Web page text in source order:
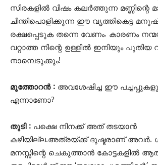
സിരകളിൽ വിഷം കലർത്തുന്ന മണ്ണിന്റെ
ചീന്തിപൊളിക്കുന്ന ഈ വൃത്തികെട്ട
രക്ഷപ്പെടുക തന്നെ വേണം. കാരണം
വറ്റാത്ത നിന്റെ ഉള്ളിൽ ഇനിയും
നാമ്പെടുക്കും!
മൂത്തോറൻ : അവശേഷിച്ച ഈ പച്ചപ്പുകളും
എന്നാണോ?
തുടി : പക്ഷെ നിനക്ക് അത് തടയാൻ
കഴിയില്ല.അത്രയ്ക്ക് ദുഷ്ടരാണ് അവർ.
മനസ്സിന്റെ ചെകുത്താൻ കോട്ടകളിൽ